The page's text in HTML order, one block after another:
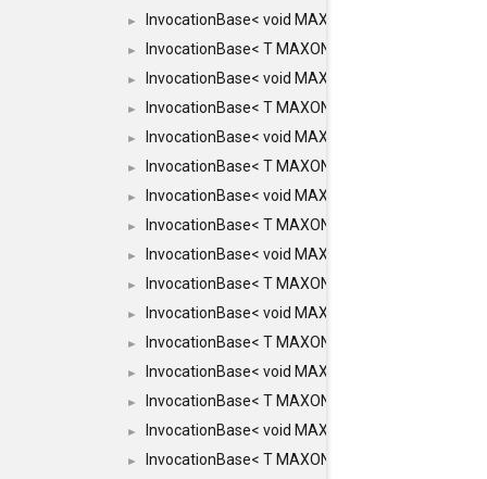
► InvocationBase< void
► InvocationBase< T
► InvocationBase< void
► InvocationBase< T
► InvocationBase< void
► InvocationBase< T
► InvocationBase< void
► InvocationBase< T
► InvocationBase< void
► InvocationBase< T
► InvocationBase< void
► InvocationBase< T
► InvocationBase< void
► InvocationBase< T
► InvocationBase< void
► InvocationBase< T